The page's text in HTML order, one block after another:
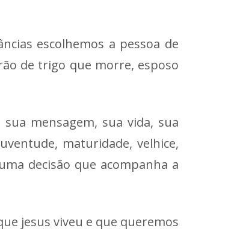
escolhemos a pessoa de
de trigo que morre, esposo
mensagem, sua vida, sua
maturidade, velhice,
decisão que acompanha a
jesus viveu e que queremos